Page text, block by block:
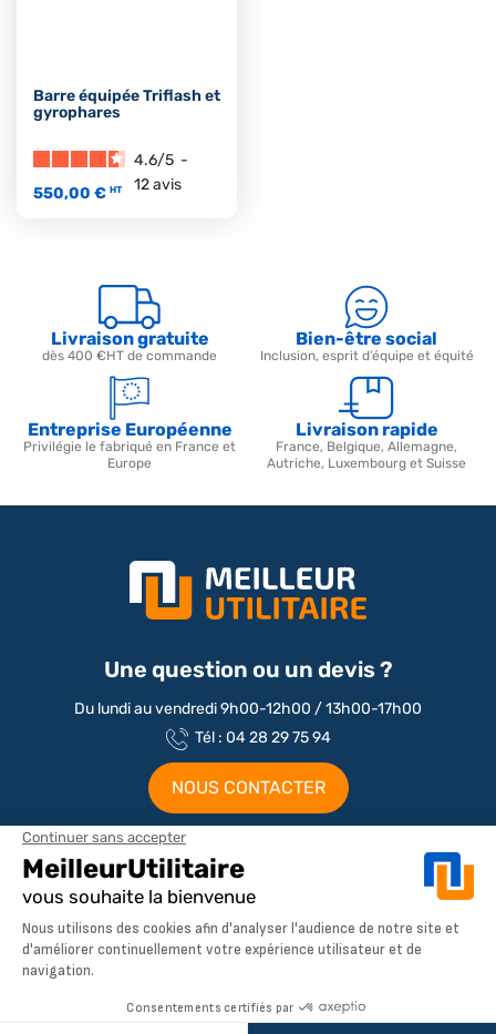
Barre équipée Triflash et
gyrophares
4.6/5 -
12avis
550,00 € HT
Livraison gratuite
dès 400 €HT de commande
Bien-être social
Inclusion, esprit d’équipe et équité
Entreprise Européenne
Privilégie le fabriqué en France et
Europe
Livraison rapide
France, Belgique, Allemagne,
Autriche, Luxembourg et Suisse
Une question ou un devis ?
Du lundi au vendredi 9h00-12h00 / 13h00-17h00
Tél : 04 28 29 75 94
NOUS CONTACTER
Aménagements par marque / modèle
Aménagement Peugeot Partner